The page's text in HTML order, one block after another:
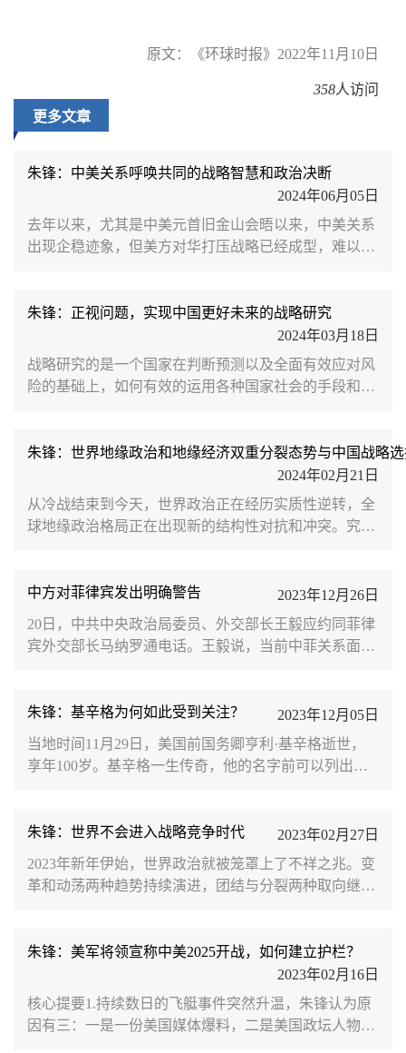
原文：《环球时报》2022年11月10日
358人访问
更多文章
朱锋：中美关系呼唤共同的战略智慧和政治决断
2024年06月05日
去年以来，尤其是中美元首旧金山会晤以来，中美关系
出现企稳迹象，但美方对华打压战略已经成型，难以出
盟友力量加剧“阵营对抗”，同时在高科技等领域加强出
口管制，遏制中国发展。对此，南京大学国际关系学院
执行院长、北京大学中外人文交流研究基地学术委员朱
锋撰文指出，中国应持续推进高质量发展和高质量开
朱锋：正视问题，实现中国更好未来的战略研究
2024年03月18日
战略研究的是一个国家在判断预测以及全面有效应对风
险的基础上，如何有效的运用各种国家社会的手段和筹
朱锋发文指出，为达到实现民族复兴的伟大目标，我国
战略研究必须建立在四个基本的研究基础上。
朱锋：世界地缘政治和地缘经济双重分裂态势与中国战略
2024年02月21日
从冷战结束到今天，世界政治正在经历实质性逆转，全
球地缘政治格局正在出现新的结构性对抗和冲突。究其
崛起，全球力量结构出现了“东升西降”的历史性态势。
自大航海时代和第一次工业革命以来全球财富、权力、
技术的美欧“中心主义”虽然有所下降，但全球力量分配
依然处于“西强东弱”的转型期。当前，由于地缘政治形
中方对菲律宾发出明确警告
2023年12月26日
20日，中共中央政治局委员、外交部长王毅应约同菲律
宾外交部长马纳罗通电话。王毅说，当前中菲关系面临
正当合法权利。“中菲关系已站在十字路口，面临何去
何从的选择，菲方务必要慎重行事。”王毅说。近来，
菲律宾在南海屡屡生事，不断在中国南沙群岛仁爱礁海
域侵权挑衅，并持续散布虚假信息，渲染炒作，抹黑中
朱锋：基辛格为何如此受到关注？
2023年12月05日
当地时间11月29日，美国前国务卿亨利·基辛格逝世，
享年100岁。基辛格一生传奇，他的名字前可以列出一
平、稳定、繁荣和全球秩序时代的‘建筑师’”。2017年，
美国前国务卿基辛格博士在纽约出席中美大学校长和智
库论坛并致辞。基辛格强调，美中别无选择，必须合
作。刁海洋 摄斯人已逝，风范犹存。曾与基辛格博士有
朱锋：世界不会进入战略竞争时代
2023年02月27日
2023年新年伊始，世界政治就被笼罩上了不祥之兆。变
革和动荡两种趋势持续演进，团结与分裂两种取向继续
问美国，与拜登总统会晤后发表联合声明称“全球进入
了战略竞争时代”。这一提法意味着华盛顿不仅要将“战
略竞争”强加给中国，更是企图强加给世界。竞争是社
会生活的常态，竞争更是人类进步的动力。但在美国的
朱锋：美军将领宣称中美2025开战，如何建立护栏？
2023年02月16日
核心提要1.持续数日的飞艇事件突然升温，朱锋认为原
因有三：一是一份美国媒体爆料，二是美国政坛人物的